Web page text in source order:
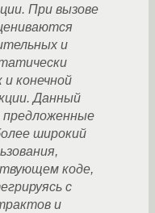
При вызове
и
конечной
Данный
предложенные
широкий
коде,
с
и